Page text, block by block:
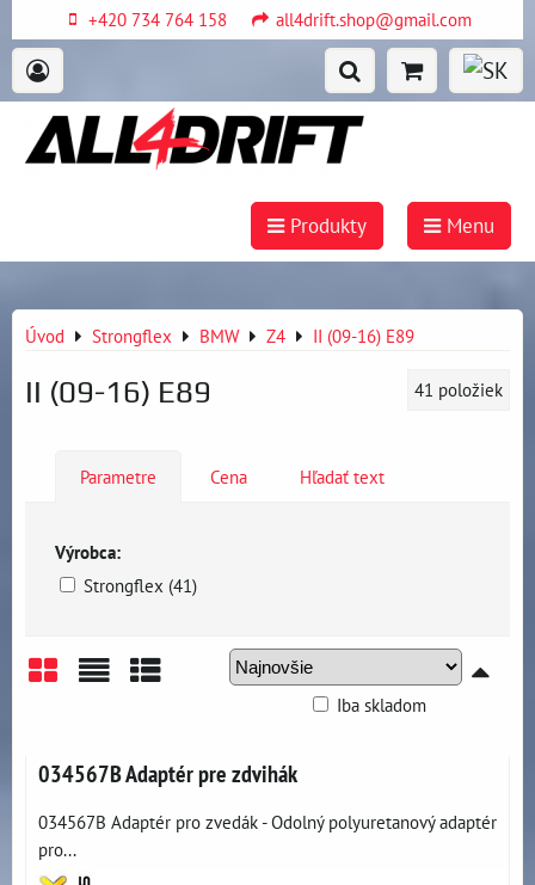
+420 734 764 158 all4drift.shop@gmail.com
Produkty Menu
Úvod Strongflex BMW Z4 II (09-16) E89
II (09-16) E89 41 položiek
Parametre Cena Hľadať text
Výrobca:
Strongflex (41)
Iba skladom
034567B Adaptér pre zdvihák
034567B Adaptér pro zvedák - Odolný polyuretanový adaptér
pro...